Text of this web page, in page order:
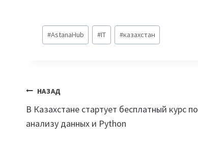
Метки
записи:
#AstanaHub #IT #казахстан
Навигация
по
НАЗАД
В Казахстане стартует бесплатный курс по
анализу данных и Python